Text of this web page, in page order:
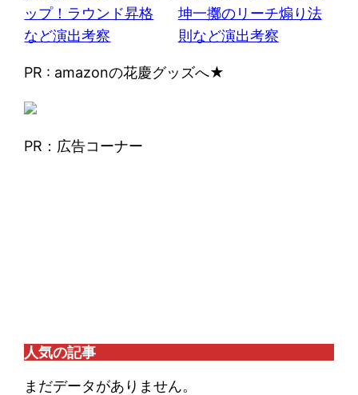
ップ！ラウンド昇格
など演出考察
坤一擲のリーチ煽り法
則など演出考察
PR : amazonの花慶グッズへ★
PR：広告コーナー
人気の記事
まだデータがありません。